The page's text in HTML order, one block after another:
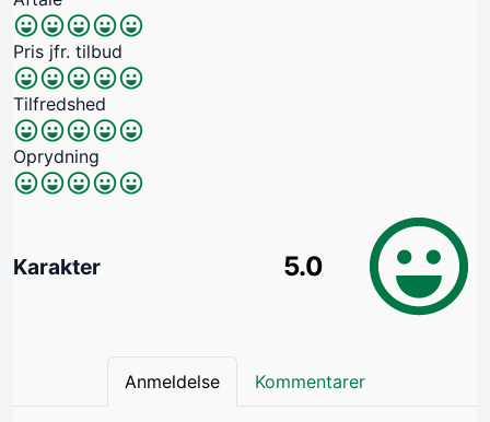
Pris jfr. tilbud
Tilfredshed
Oprydning
Karakter 5.0
Anmeldelse Kommentarer